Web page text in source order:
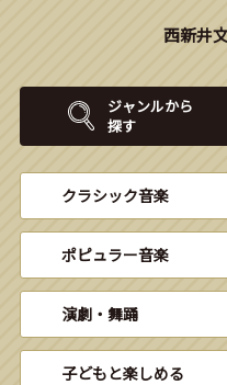
西新井
ジャンルから
探す
クラシック音楽
ポピュラー音楽
演劇・舞踊
子どもと楽しめる